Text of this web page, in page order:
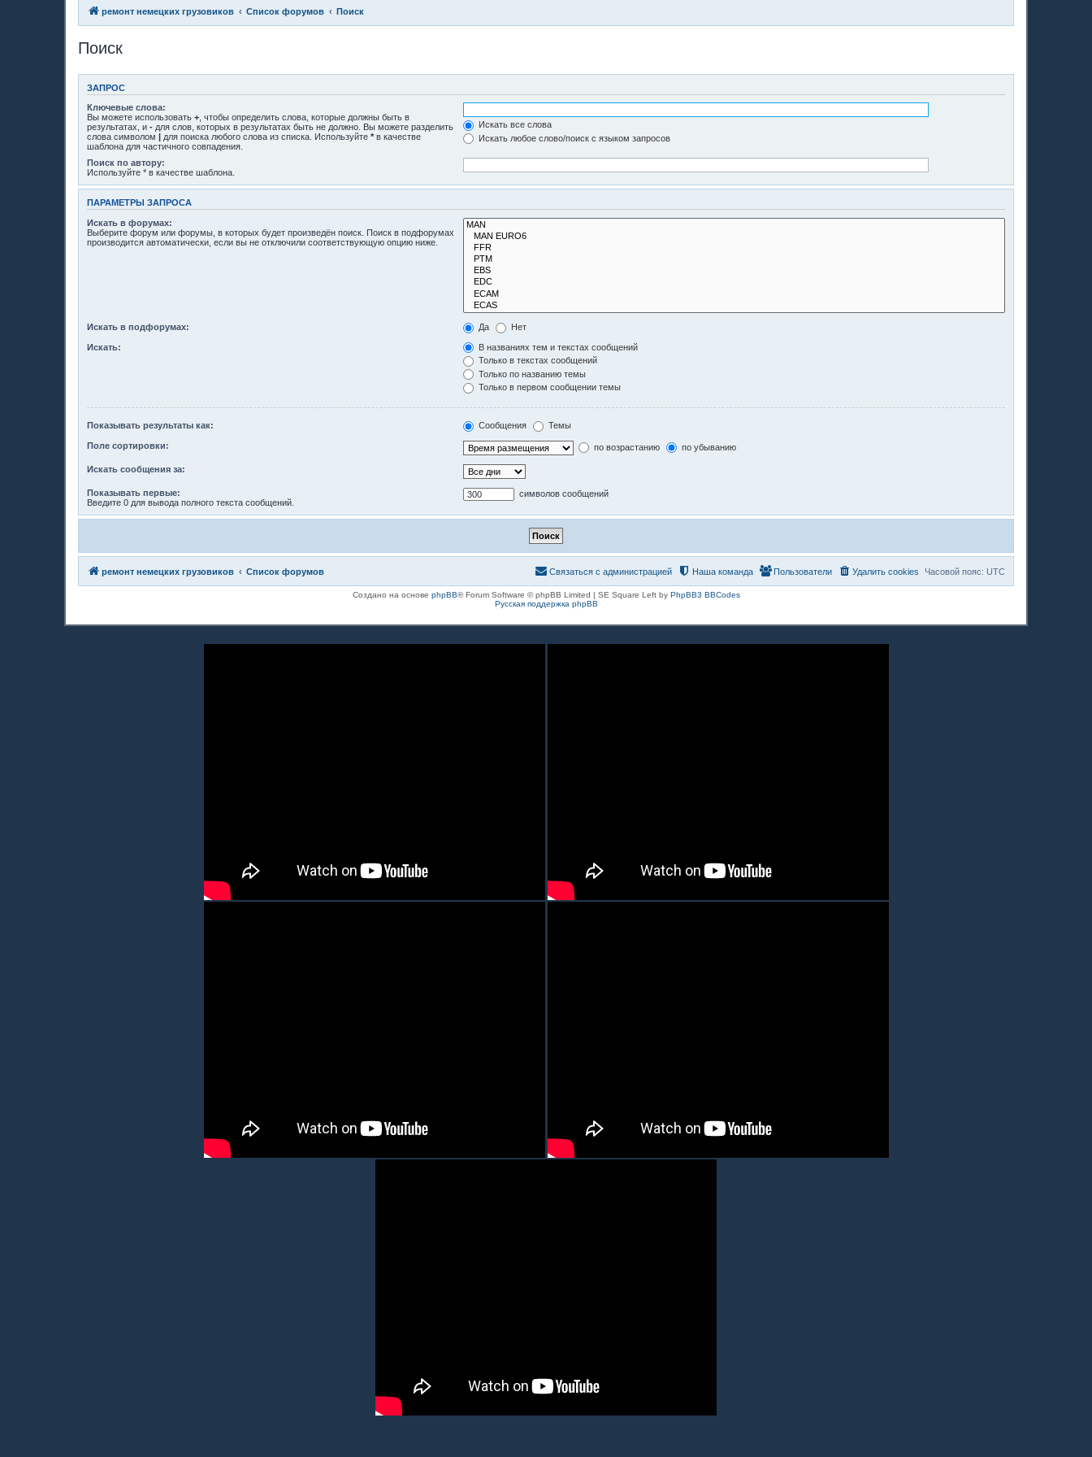
ремонт немецких грузовиков Список форумов Поиск
Поиск
ЗАПРОС
Ключевые слова:
Вы можете использовать + , чтобы определить слова, которые должны быть в
результатах, и - для слов, которых в результатах быть не должно. Вы можете разделить
слова символом | для поиска любого слова из списка. Используйте * в качестве
шаблона для частичного совпадения.
Искать все слова
Искать любое слово/поиск с языком запросов
Поиск по автору:
Используйте * в качестве шаблона.
ПАРАМЕТРЫ ЗАПРОСА
Искать в форумах:
Выберите форум или форумы, в которых будет произведён поиск. Поиск в подфорумах
производится автоматически, если вы не отключили соответствующую опцию ниже.
Искать в подфорумах: Да Нет
Искать:
В названиях тем и текстах сообщений
Только в текстах сообщений
Только по названию темы
Только в первом сообщении темы
Показывать результаты как: Сообщения Темы
Поле сортировки: по возрастанию по убыванию
Искать сообщения за:
Показывать первые:
Введите 0 для вывода полного текста сообщений.
символов сообщений
ремонт немецких грузовиков Список форумов Часовой пояс: UTC
Удалить cookies
Пользователи
Наша команда
Связаться с администрацией
Создано на основе phpBB® Forum Software © phpBB Limited | SE Square Left by PhpBB3 BBCodes
Русская поддержка phpBB